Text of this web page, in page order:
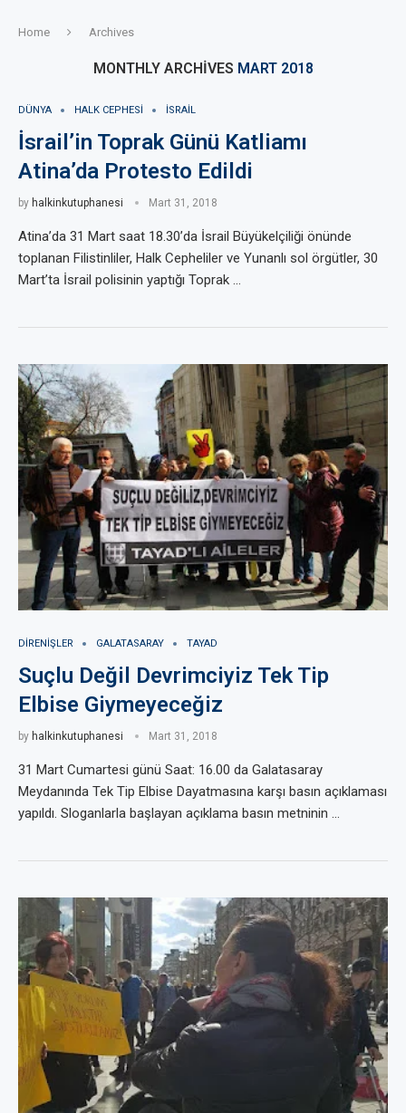
Home Archives
MONTHLY ARCHIVES MART 2018
DÜNYA HALK CEPHESI ISRAIL
İsrail’in Toprak Günü Katliamı
Atina’da Protesto Edildi
by halkinkutuphanesi Mart 31, 2018
Atina’da 31 Mart saat 18.30’da İsrail Büyükelçiliği önünde
toplanan Filistinliler, Halk Cepheliler ve Yunanlı sol örgütler, 30
Mart’ta İsrail polisinin yaptığı Toprak …
DIRENIŞLER GALATASARAY TAYAD
Suçlu Değil Devrimciyiz Tek Tip
Elbise Giymeyeceğiz
by halkinkutuphanesi Mart 31, 2018
31 Mart Cumartesi günü Saat: 16.00 da Galatasaray
Meydanında Tek Tip Elbise Dayatmasına karşı basın açıklaması
yapıldı. Sloganlarla başlayan açıklama basın metninin …